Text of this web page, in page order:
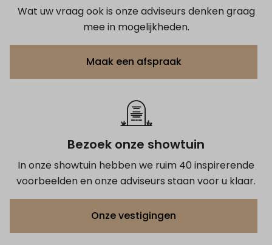
Wat uw vraag ook is onze adviseurs denken graag
mee in mogelijkheden.
Maak een afspraak
Bezoek onze showtuin
In onze showtuin hebben we ruim 40 inspirerende
voorbeelden en onze adviseurs staan voor u klaar.
Onze vestigingen